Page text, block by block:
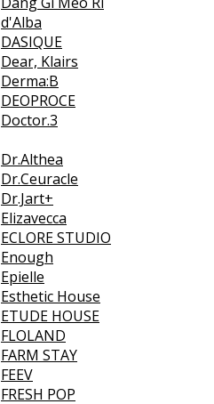
d'Alba
DASIQUE
Dear, Klairs
Derma:B
DEOPROCE
Doctor.3
Dr.Althea
Dr.Ceuracle
Dr.Jart+
Elizavecca
ECLORE STUDIO
Enough
Epielle
Esthetic House
ETUDE HOUSE
FLOLAND
FARM STAY
FEEV
FRESH POP